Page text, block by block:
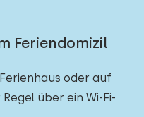
Feriendomizil
oder auf
über ein Wi-Fi-